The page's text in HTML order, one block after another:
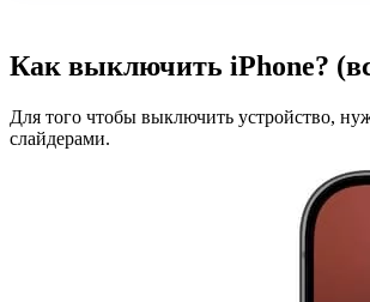
Как выключить iPhone?
Для того чтобы выключить устройство,
слайдерами.